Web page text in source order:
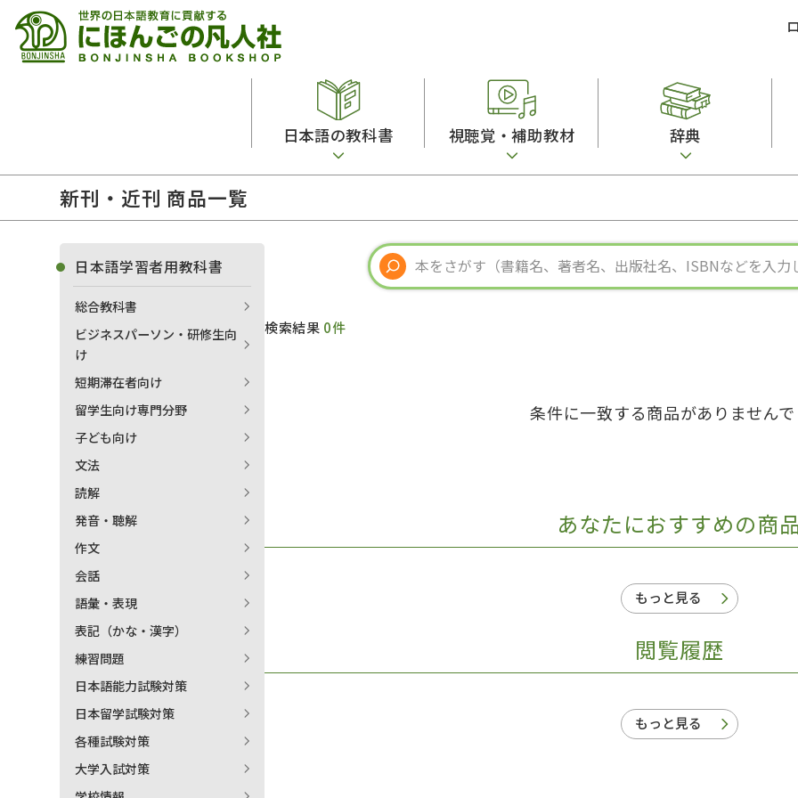
日本語の教科書
総合教科書
留学生向け専門分野
子ども向け
文法
読解
発音・聴解
作文
練習問題
各種試験対策
日本語学習関連副読本
定期刊行物
視聴覚・補助教材
ビデオ・ＤＶＤ
カード・ゲーム・絵教材
絵本・子ども向け補助 図表
辞典
日本語学習辞典
韓国語辞典
スペイン語辞典
中国語辞典
ドイツ語辞典
ポルトガル語辞典
ロシア語辞典
各国語辞典
語学・文法辞典
日本語教授法
音声・音韻
語彙・意味
文章・談話・表
文法
表記
言語学
試験対策
多言語社会・言語政策
定期刊行物
新刊・近刊 商品一覧
検索結果 0件
条件に一致する商品がありません
あなたにおすすめの商
もっと見る
閲覧履歴
もっと見る
日本語学習者用教科書
総合教科書
ビジネスパーソン・研修生向
け
短期滞在者向け
留学生向け専門分野
子ども向け
文法
読解
発音・聴解
作文
会話
語彙・表現
表記（かな・漢字）
練習問題
日本語能力試験対策
日本留学試験対策
各種試験対策
大学入試対策